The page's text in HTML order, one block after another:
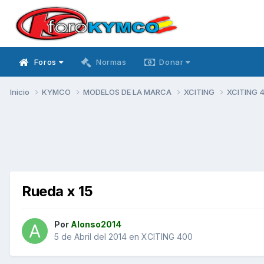
Foros Normas Donar
Inicio KYMCO MODELOS DE LA MARCA XCITING XCITING
Rueda x 15
Por Alonso2014
5 de Abril del 2014 en XCITING 400